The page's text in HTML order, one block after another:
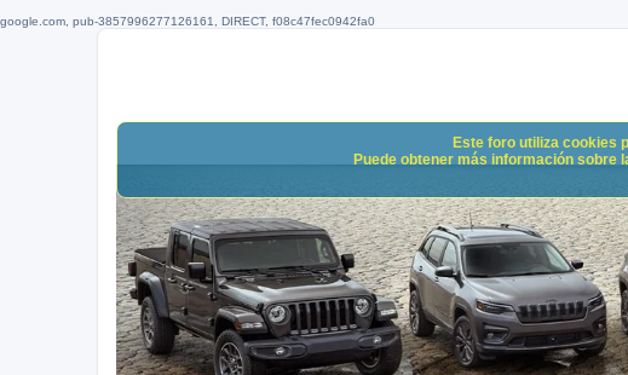
google.com, pub-3857996277126161, DIRECT, f08c47fec0942fa0
Este foro utiliza cookies
Puede obtener más información sobre